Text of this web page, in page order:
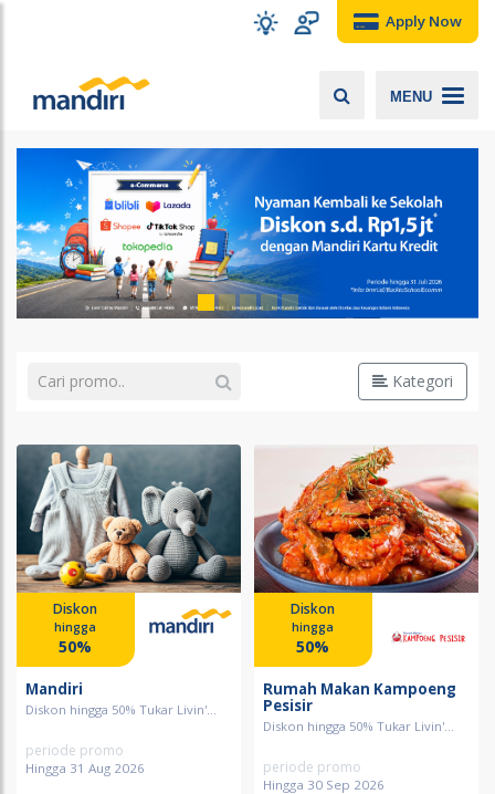
Apply Now
MENU
Kategori
Diskon
hingga
50%
Mandiri
Diskon hingga 50% Tukar Livin'...
periode promo
Hingga 31 Aug 2026
Diskon
hingga
50%
Rumah Makan Kampoeng
Pesisir
Diskon hingga 50% Tukar Livin'...
periode promo
Hingga 30 Sep 2026